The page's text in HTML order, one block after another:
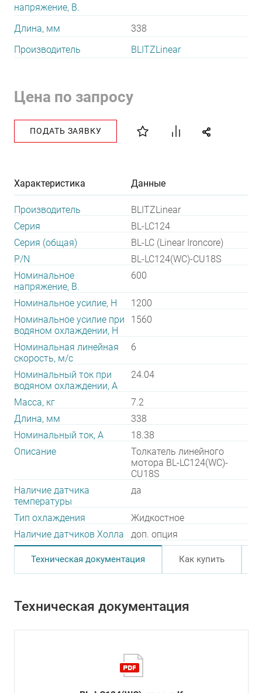
напряжение, В.
Длина, мм
338
Производитель
BLITZLinear
Цена по запросу
ПОДАТЬ ЗАЯВКУ
Характеристика Данные
Производитель
BLITZLinear
Серия
BL-LC124
Серия (общая)
BL-LC (Linear Ironcore)
P/N
BL-LC124(WC)-CU18S
Номинальное
напряжение, В.
600
Номинальное усилие, Н
1200
Номинальное усилие при
водяном охлаждении, Н
1560
Номинальная линейная
скорость, м/с
6
Номинальный ток при
водяном охлаждении, А
24.04
Масса, кг
7.2
Длина, мм
338
Номинальный ток, А
18.38
Описание
Толкатель линейного
мотора BL-LC124(WC)-
CU18S
Наличие датчика
температуры
да
Тип охлаждения
Жидкостное
Наличие датчиков Холла
доп. опция
Техническая документация Как купить
Техническая документация